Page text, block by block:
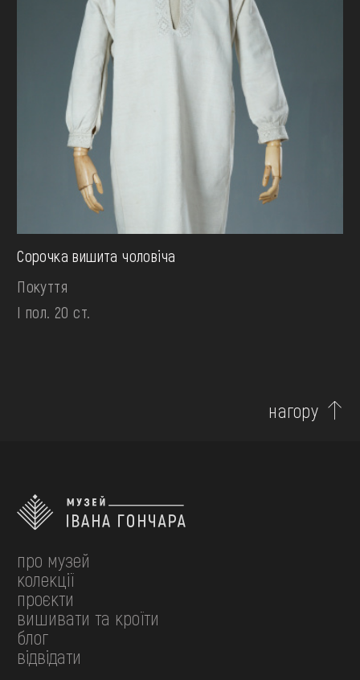
Сорочка вишита чоловiча
Покуття
І пол. 20 ст.
нагору
про музей
колекції
проєкти
вишивати та кроїти
блог
відвідати